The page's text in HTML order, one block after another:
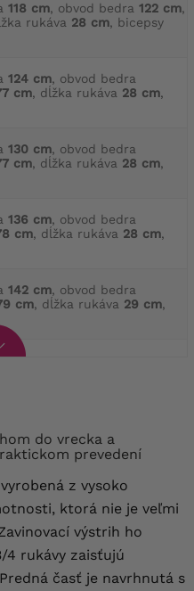
118 cm, obvod bedra 122 cm,
rukáva 28 cm, bicepsy
124 cm, obvod bedra
cm, dĺžka rukáva 28 cm,
130 cm, obvod bedra
cm, dĺžka rukáva 28 cm,
136 cm, obvod bedra
cm, dĺžka rukáva 28 cm,
142 cm, obvod bedra
cm, dĺžka rukáva 29 cm,
prevedení
z vysoko
ktorá nie je veľmi
výstrih ho
4 rukávy zaisťujú
časť je navrhnutá s